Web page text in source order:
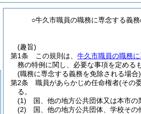
○牛久市職員の職務に専念する義
(趣旨)
第1条
この規則は、 牛久市職員の職務
務の特例に関し、必要な事項を定める
(職務に専念する義務を免除される場合)
第2条
職員があらかじめ任命権者(その
る。
(1)
国、他の地方公共団体又は本市
(2)
国、他の地方公共団体、学校そ